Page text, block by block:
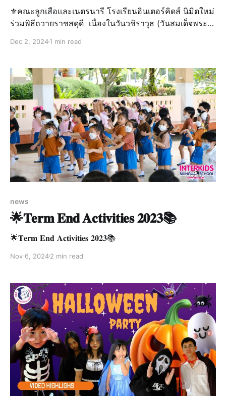
⚜️คณะลูกเสือและเนตรนารี โรงเรียนอินเตอร์คิดส์ นิมิตใหม่
ร่วมพิธีถวายราชสดุดี เนื่องในวันวชิราวุธ (วันสมเด็จพระ
มหากรุณาธิคุณของพระบาทสมเด็จพระมงกุฎเกล้าเจ้าอยู่หัว
Dec 2, 20241 min read
news
🌟𝐓𝐞𝐫𝐦 𝐄𝐧𝐝 𝐀𝐜𝐭𝐢𝐯𝐢𝐭𝐢𝐞𝐬 𝟐𝟎𝟐𝟑📚
🌟𝐓𝐞𝐫𝐦 𝐄𝐧𝐝 𝐀𝐜𝐭𝐢𝐯𝐢𝐭𝐢𝐞𝐬 𝟐𝟎𝟐𝟑📚
Nov 6, 20242 min read